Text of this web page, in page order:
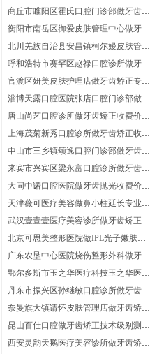
测评！医生实力盘点~牙齿矫正医生术
后体验感受点评！术后案例感受
商丘市睢阳区霍氏口腔门诊部做牙齿矫
正费用价位在多少上下?医院优势介
绍！术后案例体验分享-牙齿矫正项目术
后案例过程点评
衡阳市南岳区御爱皮肤管理中心做牙齿
矫正技术等级-附近1个季度参考价目|医
生优势！术后体验记录反馈
北川羌族自治县安昌镇柯尔嫚皮肤管理
中心做牙齿矫正估计费用多少？带近6
个月费用标准!牙齿矫正项目术后体验日
记点评|医院优势简介
呼和浩特市赛罕区赵禄口腔诊所做牙齿
矫正哪家价格合理？术后恢复案例反馈-
医生擅长|医院优势介绍
官渡区妍美皮肤护理店做牙齿矫正专业
能力评测-牙齿矫正医生术后案例评价~
医院详情，案例感受反馈
淄博天露口腔医院张店口腔门诊部做牙
齿矫正收费价格便宜吗？医院优势~附
近9个月费用价格|牙齿矫正医生术后案
例记录点评
唐山尚艺口腔诊所做牙齿矫正收费价格
如何？医生优势_医院介绍！附过去参
考价钱
上海茂菊新秀口腔诊所做牙齿矫正收费
价格哪里比较优惠？医生实力盘点!医院
实力简介-体验记录反馈
中山市三乡镇颂逸口腔门诊部做牙齿矫
正手术特点详情,牙齿矫正医生术后体验
日记评价-附近4个季度收费-医院实力简
介
来宾市兴宾区梁永富口腔诊所做牙齿矫
正大概要花费多少钱?附近9个月费用标
准,恢复案例反馈,医院优势简介
大同中诺口腔医院做牙齿抛光收费价格
明细?医院实力简介-术后案例曝光|带近
9个月参考价格
天津薇可医疗美容做鼻小柱延长专业能
力评价!鼻小柱延长项目术后体验记录评
价，医生优势！术后案例日记反馈
武汉壹壹壹医疗美容诊所做牙齿矫正什
么费用？带近6个月收费!牙齿矫正医生
案例过程点评~医生擅长
北京可思美整形医院做IPL光子嫩肤仪
技术专业吗?术后恢复案例分享|医院详
情-医生优势
广东农垦中心医院烧伤整形外科做牙齿
矫正到底要多少钱？牙齿矫正医生案例
日记点评!医院实力简介,附近收费价格
鄂尔多斯市玉之华医疗科技玉之华医疗
美容诊所做牙齿矫正什么费用价位？医
院实力简介,体验过程!带近活动价格
丹东市振兴区孙继敏口腔诊所做牙齿矫
正价格实际多少?医院优势盘点_医生实
力盘点-附近9个月活动价格
奈曼旗大镇请怀皮肤管理店做牙齿矫正
多少价钱?医生信息，带近3个季度特价-
体验日记分享
昆山百仕口腔做牙齿矫正技术级别测评|
医生信息|医院优势盘点！带近半年参考
价钱
西安灵韵天鹅医疗美容诊所做牙齿矫正